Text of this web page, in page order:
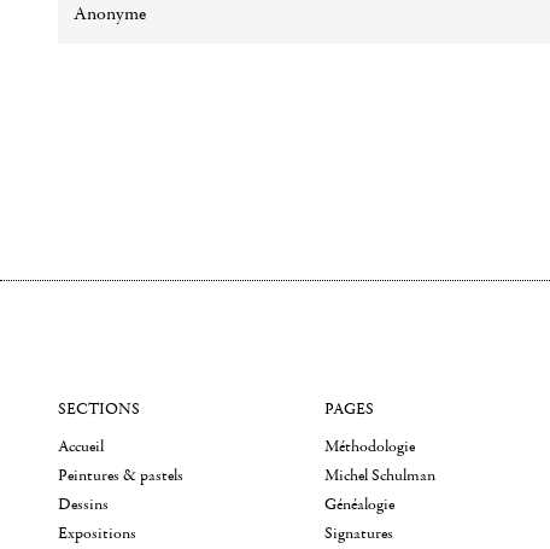
Anonyme
SECTIONS
Accueil
Peintures & pastels
Dessins
Expositions
PAGES
Méthodologie
Michel Schulman
Généalogie
Signatures